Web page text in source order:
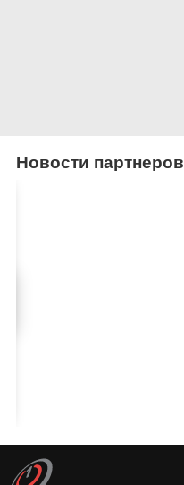
Новости партнеров